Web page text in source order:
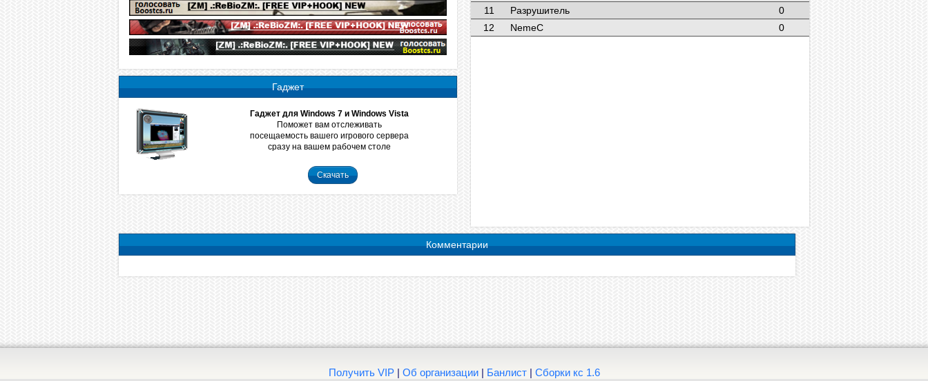
Гаджет
Гаджет для Windows 7 и Windows Vista
Поможет вам отслеживать
посещаемость вашего игрового сервера
сразу на вашем рабочем столе
Скачать
11
Разрушитель
0
12
NemeC 0
Комментарии
Получить VIP| Об организации| Банлист| Сборки кс 1.6